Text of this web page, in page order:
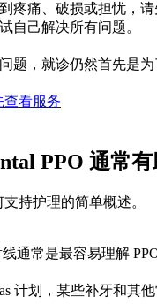
疼痛、破损或担忧，
自己解决所有问题。
题，就诊仍然首先是
查看服务
PPO 通常
持护理的简单概述。
通常是最容易理解
计划，某些补牙和其